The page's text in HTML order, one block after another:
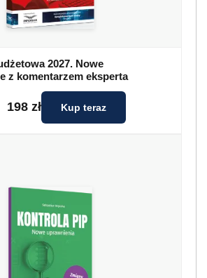
2027. Nowe
z komentarzem eksperta
198 zł Kup teraz